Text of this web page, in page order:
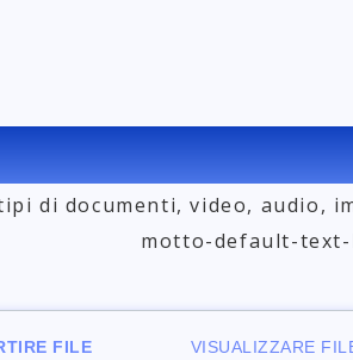
DI FILE
di documenti, video, audio,
motto-default-text-
FILE VISUALIZZARE